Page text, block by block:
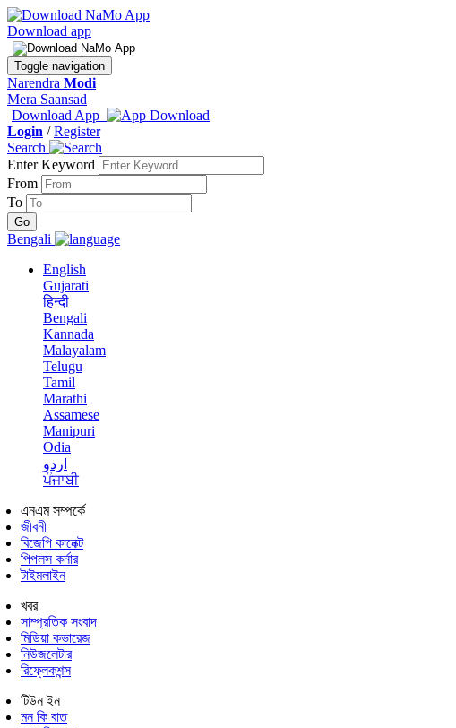
Download app
Toggle navigation
Narendra Modi
Mera Saansad
Download App
Login /Register
Search
Enter Keyword
From
To
Bengali
English
Gujarati
हिन्दी
Bengali
Kannada
Malayalam
Telugu
Tamil
Marathi
Assamese
Manipuri
Odia
اردو
ਪੰਜਾਬੀ
এনএম সম্পর্কে
জীবনী
বিজেপি কানেক্ট
পিপলস কর্নার
টাইমলাইন
খবর
সাম্প্রতিক সংবাদ
মিডিয়া কভারেজ
নিউজলেটার
রিফ্লেকশন্স
টিউন ইন
মন কি বাত